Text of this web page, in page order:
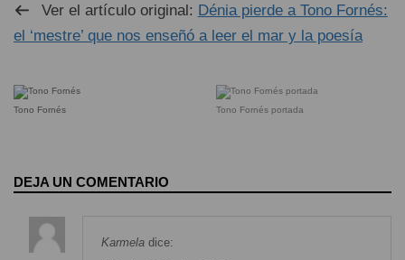
Ver el artículo original: Dénia pierde a Tono Fornés:
el ‘mestre’ que nos enseñó a leer el mar y la poesía
Tono Fornés Tono Fornés portada
DEJA UN COMENTARIO
Karmela dice: